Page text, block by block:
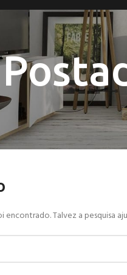
encontrado. Talvez a pesquisa